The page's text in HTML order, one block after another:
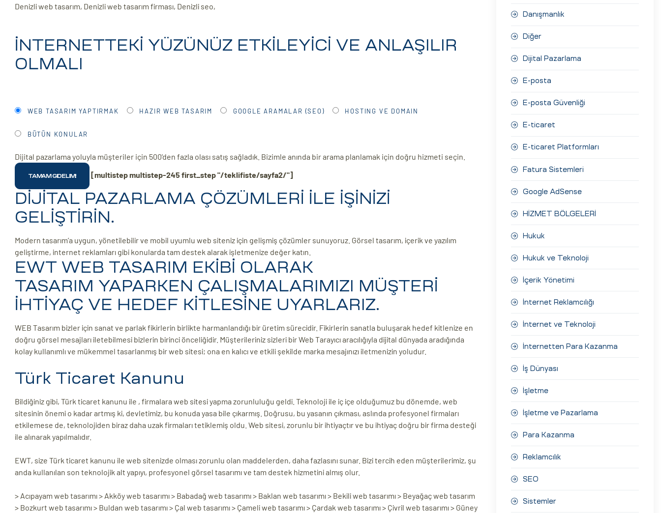
Denizli web tasarım, Denizli web tasarım firması, Denizli seo,
İNTERNETTEKİ YÜZÜNÜZ ETKİLEYİCİ VE ANLAŞILIR
OLMALI
WEB TASARIM YAPTIRMAK HAZIR WEB TASARIM GOOGLE ARAMALAR (SEO) HOSTING VE DOMAIN
BÜTÜN KONULAR
Dijital pazarlama yoluyla müşteriler için 500'den fazla olası satış sağladık. Bizimle anında bir arama planlamak için doğru hizmeti seçin.
[multistep multistep-245 first_step "/teklifiste/sayfa2/"]
DİJİTAL PAZARLAMA ÇÖZÜMLERİ İLE İŞİNİZİ
GELİŞTİRİN.
Modern tasarım’a uygun, yönetilebilir ve mobil uyumlu web siteniz için gelişmiş çözümler sunuyoruz. Görsel tasarım, içerik ve yazılım
geliştirme, internet reklamları gibi konularda tam destek alarak işletmenize değer katın.
EWT WEB TASARIM EKİBİ OLARAK
TASARIM YAPARKEN ÇALIŞMALARIMIZI MÜŞTERİ
İHTİYAÇ VE HEDEF KİTLESİNE UYARLARIZ.
WEB Tasarım bizler için sanat ve parlak fikirlerin birlikte harmanlandığı bir üretim sürecidir. Fikirlerin sanatla buluşarak hedef kitlenize en
doğru görsel mesajları iletebilmesi bizlerin birinci önceliğidir. Müşterileriniz sizleri bir Web Tarayıcı aracılığıyla dijital dünyada aradığında
kolay kullanımlı ve mükemmel tasarlanmış bir web sitesi; ona en kalıcı ve etkili şekilde marka mesajınızı iletmenizin yoludur.
Türk Ticaret Kanunu
Bildiğiniz gibi, Türk ticaret kanunu ile , firmalara web sitesi yapma zorunluluğu geldi. Teknoloji ile iç içe olduğumuz bu dönemde, web
sitesinin önemi o kadar artmış ki, devletimiz, bu konuda yasa bile çıkarmış. Doğrusu, bu yasanın çıkması, aslında profesyonel firmaları
etkilemese de, teknolojiden biraz daha uzak firmaları tetiklemiş oldu. Web sitesi, zorunlu bir ihtiyaçtır ve bu ihtiyaç doğru bir firma desteği
ile alınarak yapılmalıdır.
EWT, size Türk ticaret kanunu ile web sitenizde olması zorunlu olan maddelerden, daha fazlasını sunar. Bizi tercih eden müşterilerimiz, şu
anda kullanılan son teknolojik alt yapıyı, profesyonel görsel tasarımı ve tam destek hizmetini almış olur.
> Acıpayam web tasarımı > Akköy web tasarımı > Babadağ web tasarımı > Baklan web tasarımı > Bekili web tasarımı > Beyağaç web tasarım
> Bozkurt web tasarımı > Buldan web tasarımı > Çal web tasarımı > Çameli web tasarımı > Çardak web tasarımı > Çivril web tasarımı > Güney
Danışmanlık
Diğer
Dijital Pazarlama
E-posta
E-posta Güvenliği
E-ticaret
E-ticaret Platformları
Fatura Sistemleri
Google AdSense
HİZMET BÖLGELERİ
Hukuk
Hukuk ve Teknoloji
İçerik Yönetimi
İnternet Reklamcılığı
İnternet ve Teknoloji
İnternetten Para Kazanma
İş Dünyası
İşletme
İşletme ve Pazarlama
Para Kazanma
Reklamcılık
SEO
Sistemler